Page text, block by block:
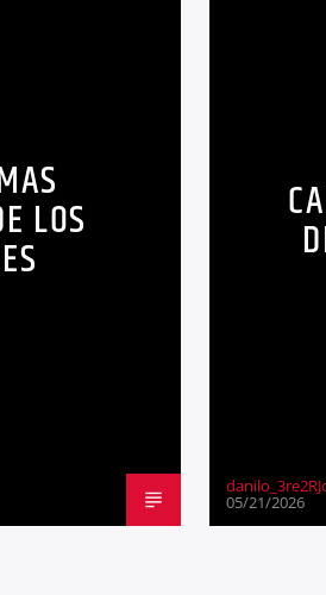
LOS
05/21/2026